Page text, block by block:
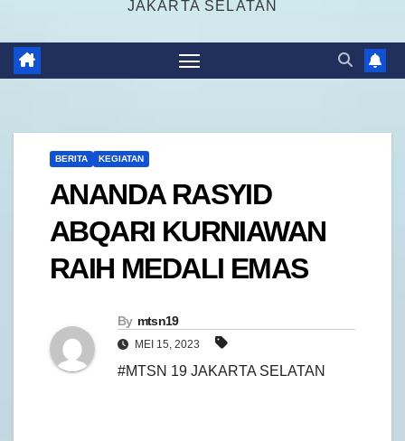
JAKARTA SELATAN
BERITA KEGIATAN
ANANDA RASYID
ABQARI KURNIAWAN
RAIH MEDALI EMAS
By mtsn19
MEI 15, 2023
#MTSN 19 JAKARTA SELATAN